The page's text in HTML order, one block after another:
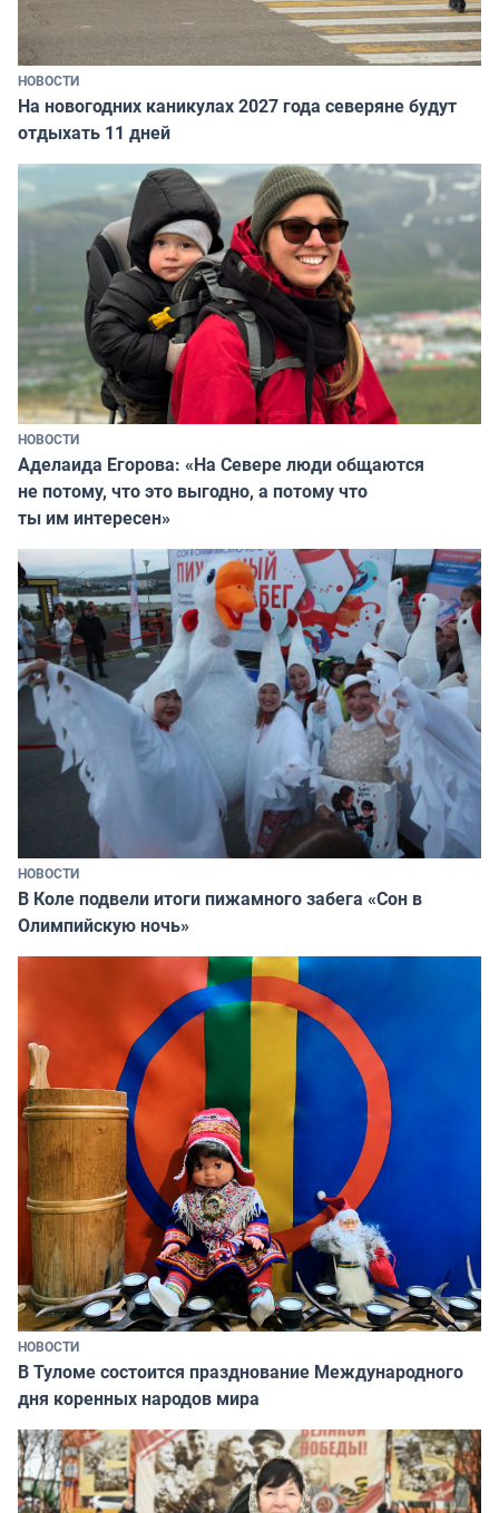
НОВОСТИ
На новогодних каникулах 2027 года северяне будут
отдыхать 11 дней
НОВОСТИ
Аделаида Егорова: «На Севере люди общаются
не потому, что это выгодно, а потому что
ты им интересен»
НОВОСТИ
В Коле подвели итоги пижамного забега «Сон в
Олимпийскую ночь»
НОВОСТИ
В Туломе состоится празднование Международного
дня коренных народов мира